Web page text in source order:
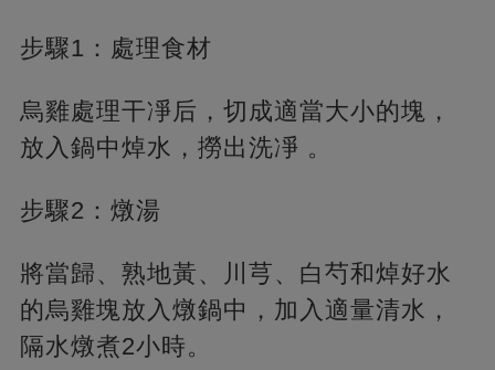
步驟1：處理食材
烏雞處理干凈后，切成適當大小的塊，
放入鍋中焯水，撈出洗凈 。
步驟2：燉湯
將當歸、熟地黃、川芎、白芍和焯好水
的烏雞塊放入燉鍋中，加入適量清水，
隔水燉煮2小時。